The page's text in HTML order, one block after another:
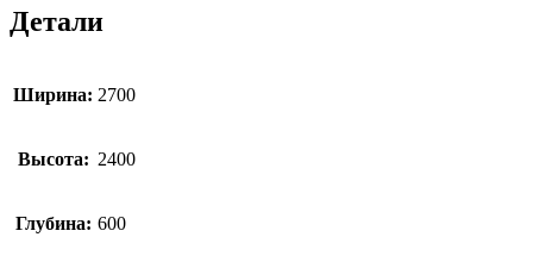
Детали
Ширина: 2700
Высота: 2400
Глубина: 600